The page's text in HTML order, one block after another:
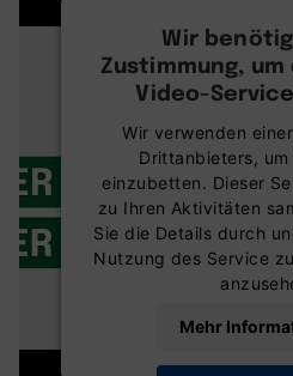
Wir
Zustimmung, um
Video-
Wir verwenden
Drittanbieters,
einzubetten. Dieser
zu Ihren Aktivitäten
Sie die Details durch
Nutzung des Service
Mehr